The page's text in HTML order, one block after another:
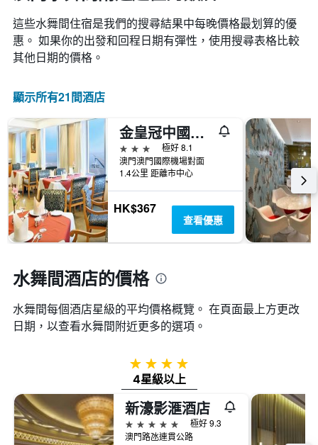
這些水舞間​住宿是我們的搜尋結果中每晚價格最划算的優
惠。 如果你的出發和回程日期有彈性，使用搜尋表格比較
其他日期的價格。
顯示所有21間酒店
金皇冠中國大酒店
3星級
極好 8.1
澳門澳門國際機場對面
1.4公里 距離市中心
HK$367
查看優惠
水舞間酒店的價格
水舞間​每個酒店星級的平均價格概覽。 在頁面最上方更改
日期，以查看水舞間​附近更多的選項。
4星級
4星級以上
新濠影滙酒店
5星級
極好 9.3
澳門路氹連貫公路